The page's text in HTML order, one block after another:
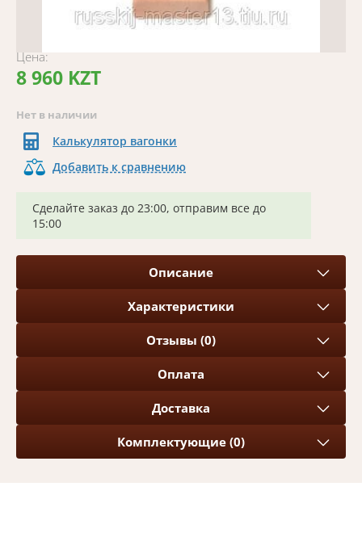
Цена:
8 960 KZT
Нет в наличии
Калькулятор вагонки
Добавить к сравнению
Сделайте заказ до 23:00, отправим все до
15:00
Описание
Характеристики
Отзывы (0)
Оплата
Доставка
Комплектующие (0)